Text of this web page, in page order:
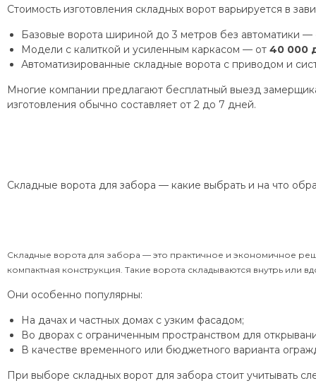
Стоимость изготовления складных ворот варьируется в
Базовые ворота шириной до 3 метров без автоматики
Модели с калиткой и усиленным каркасом — от 40 000
Автоматизированные складные ворота с приводом и
Многие компании предлагают бесплатный выезд
изготовления обычно составляет от 2 до 7 дней.
Складные ворота для забора — какие выбрать и на что
Складные ворота для забора — это практичное и экономичное
компактная конструкция. Такие ворота складываются внутрь или
Они особенно популярны:
На дачах и частных домах с узким фасадом;
Во дворах с ограниченным пространством для
В качестве временного или бюджетного варианта
При выборе складных ворот для забора стоит учитывать